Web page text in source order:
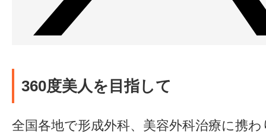
360度美人を目指して
全国各地で形成外科、美容外科治療に携